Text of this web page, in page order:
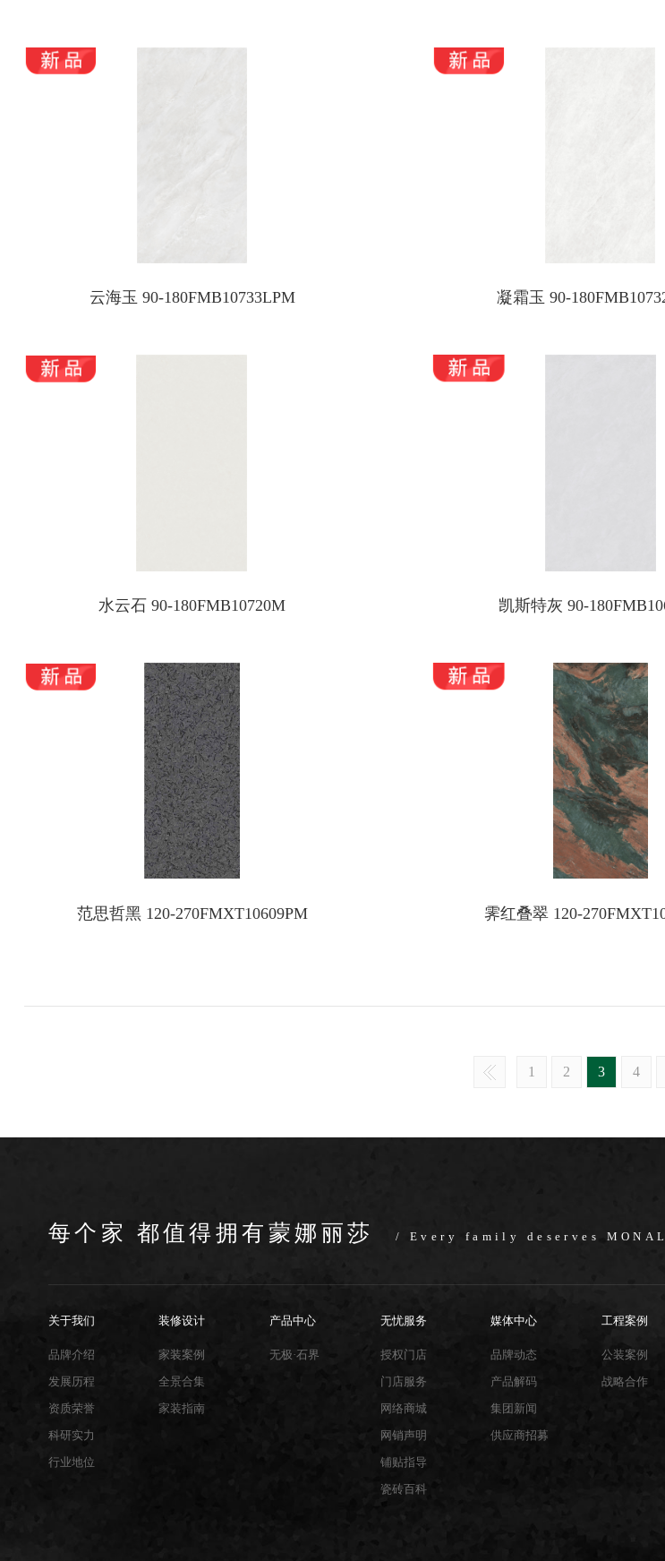
云海玉 90-180FMB10733LPM 凝霜玉 90-
水云石 90-180FMB10720M 凯斯特灰 90-
范思哲黑 120-270FMXT10609PM 霁红叠翠 120-
1 2 3 4
每个家 都值得拥有蒙娜丽莎 / Every family deserves
关于我们
品牌介绍
发展历程
资质荣誉
科研实力
行业地位
装修设计
家装案例
全景合集
家装指南
产品中心
无极·石界
无忧服务
授权门店
门店服务
网络商城
网销声明
铺贴指导
瓷砖百科
媒体中心
品牌动态
产品解码
集团新闻
供应商招募
工程案例
公装案例
战略合作